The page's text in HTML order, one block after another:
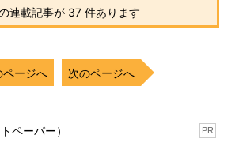
連載記事が 37 件あります
ページへ 次のページへ
ペーパー） PR